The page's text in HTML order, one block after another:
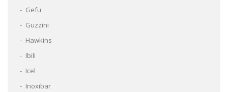
Gefu
Guzzini
Hawkins
Ibili
Icel
Inoxibar